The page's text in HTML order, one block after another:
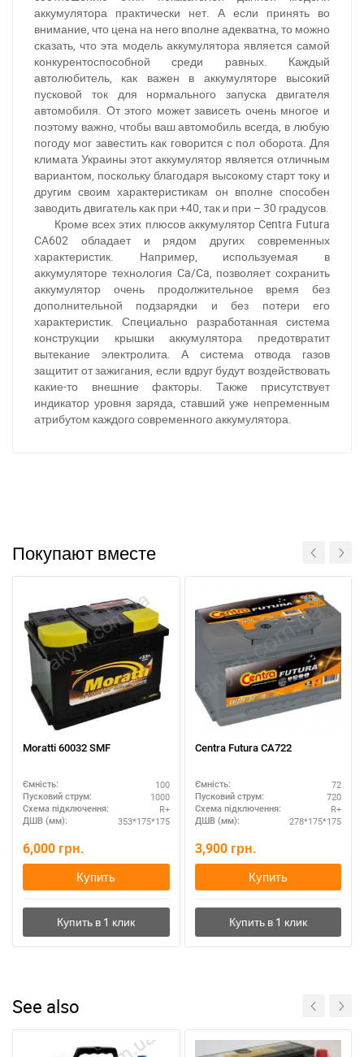
аккумулятора практически нет. А если принять во
внимание, что цена на него вполне адекватна, то можно
сказать, что эта модель аккумулятора является самой
конкурентоспособной среди равных. Каждый
автолюбитель, как важен в аккумуляторе высокий
пусковой ток для нормального запуска двигателя
автомобиля. От этого может зависеть очень многое и
поэтому важно, чтобы ваш автомобиль всегда, в любую
погоду мог завестить как говорится с пол оборота. Для
климата Украины этот аккумулятор является отличным
вариантом, поскольку благодаря высокому старт току и
другим своим характеристикам он вполне способен
заводить двигатель как при +40, так и при – 30 градусов.
Кроме всех этих плюсов аккумулятор Centra Futura
CA602 обладает и рядом других современных
характеристик. Например, используемая в
аккумуляторе технология Ca/Ca, позволяет сохранить
аккумулятор очень продолжительное время без
дополнительной подзарядки и без потери его
характеристик. Специально разработанная система
конструкции крышки аккумулятора предотвратит
вытекание электролита. А система отвода газов
защитит от зажигания, если вдруг будут воздействовать
какие-то внешние факторы. Также присутствует
индикатор уровня заряда, ставший уже непременным
атрибутом каждого современного аккумулятора.
Покупают вместе
Moratti 60032 SMF
Ємність: 100
Пусковий струм: 1000
Схема підключення: R+
ДШВ (мм): 353*175*175
6,000 грн.
Купить
Centra Futura CA722
Ємність: 72
Пусковий струм: 720
Схема підключення: R+
ДШВ (мм): 278*175*175
3,900 грн.
Купить
See also
За відсутності звязку - дзвоніть, пишіть у Viber / Telegram
(093) 600-51-11
Написати в Viber Написати в Telegram